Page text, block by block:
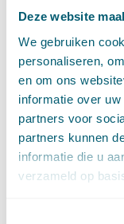
Deze website
We gebruiken
personaliseren,
en om ons
informatie over
partners voor
partners kunnen
informatie die u
verzameld op
Straks: ontslag van
Deel dit artikel via